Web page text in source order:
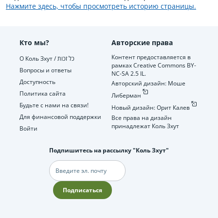
Нажмите здесь, чтобы просмотреть историю страницы.
Кто мы?
О Коль Зхут / כל זכות
Вопросы и ответы
Доступность
Политика сайта
Будьте с нами на связи!
Для финансовой поддержки
Войти
Авторские права
Контент предоставляется в
рамках Creative Commons BY-
NC-SA 2.5 IL.
Авторский дизайн: Моше
Либерман
Новый дизайн: Орит Калев
Все права на дизайн
принадлежат Коль Зхут
Подпишитесь на рассылку "Коль Зхут"
Электронная
почта
Подписаться